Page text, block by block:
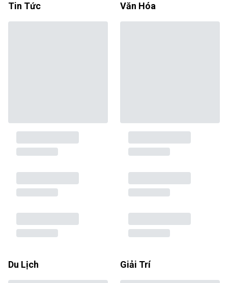
Tin Tức Văn Hóa
Du Lịch Giải Trí